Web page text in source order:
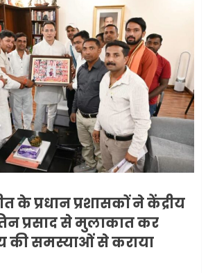
के प्रधान प्रशासकों ने केंद्रीय
प्रसाद से मुलाकात कर
की समस्याओं से कराया